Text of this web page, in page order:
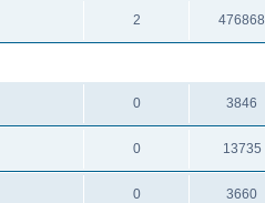
2 476868
0 3846
0 13735
0 3660